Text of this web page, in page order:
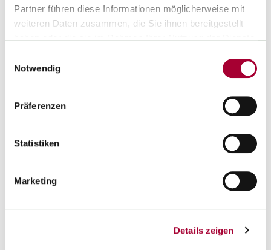
Partner führen diese Informationen möglicherweise mit
weiteren Daten zusammen, die Sie ihnen bereitgestellt
haben oder die sie im Rahmen Ihrer Nutzung der Dienste
Notwendig
Präferenzen
Statistiken
Marketing
Details zeigen
Damit (schwer-)behinderte Beschäftigte am Arbeitsplatz nicht